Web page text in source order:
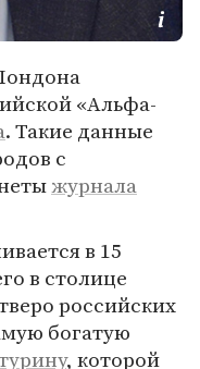
«Альфа-
. Такие данные
с
журнала
в 15
в столице
российских
богатую
, которой